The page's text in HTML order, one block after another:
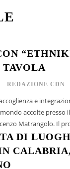
TAVOLA
REDAZIONE CDN -
e
accolte presso
DI